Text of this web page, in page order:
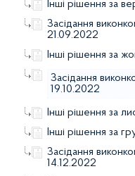
Інші рішення за
Засідання
21.09.2022
Інші рішення за
Засідання
19.10.2022
Інші рішення за
Інші рішення за
Засідання
14.12.2022